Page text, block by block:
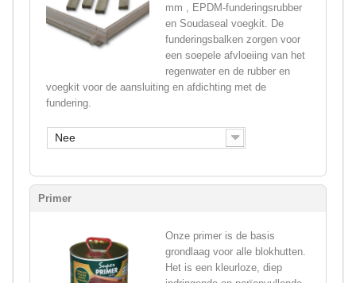
mm , EPDM-funderingsrubber
en Soudaseal voegkit. De
funderingsbalken zorgen voor
een soepele afvloeiing van het
regenwater en de rubber en
voegkit voor de aansluiting en afdichting met de
fundering.
Nee
Primer
Onze primer is de basis
grondlaag voor alle blokhutten.
Het is een kleurloze, diep